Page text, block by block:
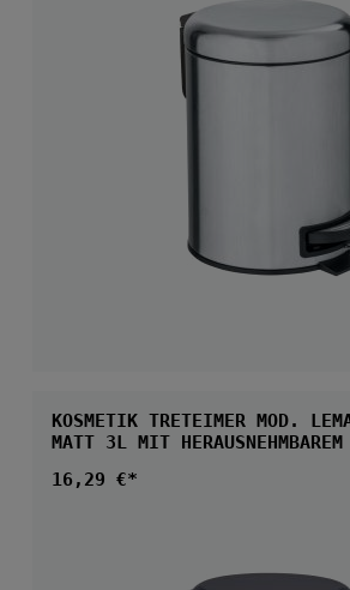
KOSMETIK TRETEIMER MOD.
MATT 3L MIT
Regulärer Preis:
16,29 €*